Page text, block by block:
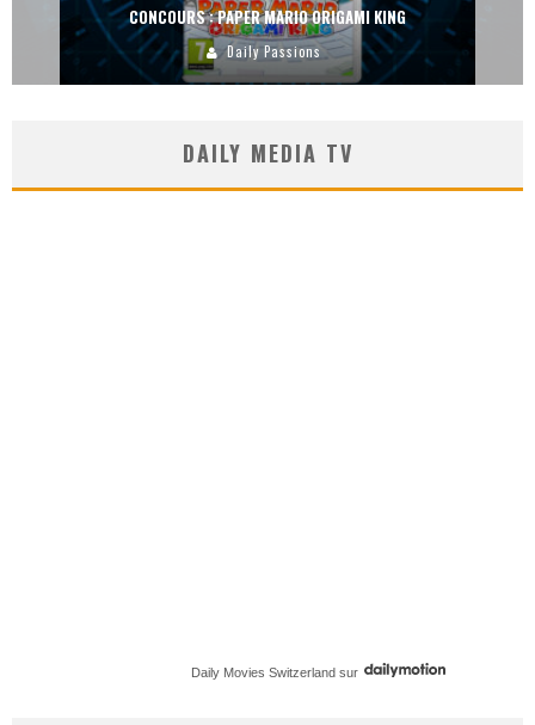
CONCOURS : PAPER MARIO ORIGAMI KING
Daily Passions
DAILY MEDIA TV
Daily Movies Switzerland sur